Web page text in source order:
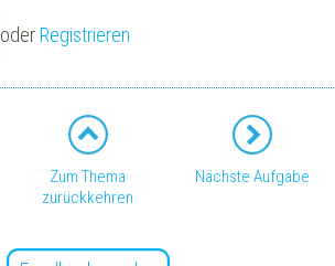
oder Registrieren
Zum Thema
zurückkehren
Nächste Aufgabe